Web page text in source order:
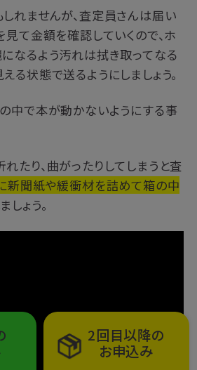
2回目以降の
お申込み
れませんが、査定員さんは届い
見て金額を確認していくので、ホ
なるよう汚れは拭き取ってなる
る状態で送るようにしましょう。
中で本が動かないようにする事
たり、曲がったりしてしまうと査
新聞紙や緩衝材を詰めて箱の中
しょう。